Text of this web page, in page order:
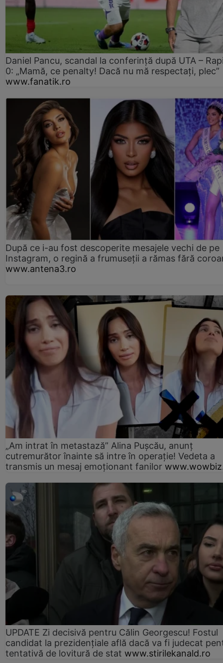
Daniel Pancu, scandal la conferință după UTA –
0: „Mamă, ce penalty! Dacă nu mă respectați, plec”
www.fanatik.ro
După ce i-au fost descoperite mesajele vechi de pe
Instagram, o regină a frumuseții a rămas fără
www.antena3.ro
„Am intrat în metastază” Alina Pușcău, anunț
cutremurător înainte să intre în operație! Vedeta a
transmis un mesaj emoționant fanilor
UPDATE Zi decisivă pentru Călin Georgescu! Fostul
candidat la prezidențiale află dacă va fi judecat
tentativă de lovitură de stat www.stirilekanald.ro